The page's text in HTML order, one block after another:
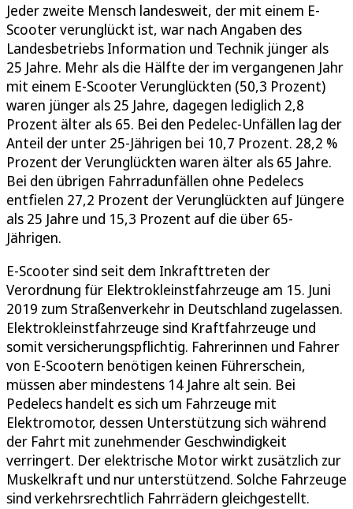
Jeder zweite Mensch landesweit, der mit einem E-
Scooter verunglückt ist, war nach Angaben des
Landesbetriebs Information und Technik jünger als
25 Jahre. Mehr als die Hälfte der im vergangenen Jahr
mit einem E-Scooter Verunglückten (50,3 Prozent)
waren jünger als 25 Jahre, dagegen lediglich 2,8
Prozent älter als 65. Bei den Pedelec-Unfällen lag der
Anteil der unter 25-Jährigen bei 10,7 Prozent. 28,2 %
Prozent der Verunglückten waren älter als 65 Jahre.
Bei den übrigen Fahrradunfällen ohne Pedelecs
entfielen 27,2 Prozent der Verunglückten auf Jüngere
als 25 Jahre und 15,3 Prozent auf die über 65-
Jährigen.
E-Scooter sind seit dem Inkrafttreten der
Verordnung für Elektrokleinstfahrzeuge am 15. Juni
2019 zum Straßenverkehr in Deutschland zugelassen.
Elektrokleinstfahrzeuge sind Kraftfahrzeuge und
somit versicherungspflichtig. Fahrerinnen und Fahrer
von E-Scootern benötigen keinen Führerschein,
müssen aber mindestens 14 Jahre alt sein. Bei
Pedelecs handelt es sich um Fahrzeuge mit
Elektromotor, dessen Unterstützung sich während
der Fahrt mit zunehmender Geschwindigkeit
verringert. Der elektrische Motor wirkt zusätzlich zur
Muskelkraft und nur unterstützend. Solche Fahrzeuge
sind verkehrsrechtlich Fahrrädern gleichgestellt.